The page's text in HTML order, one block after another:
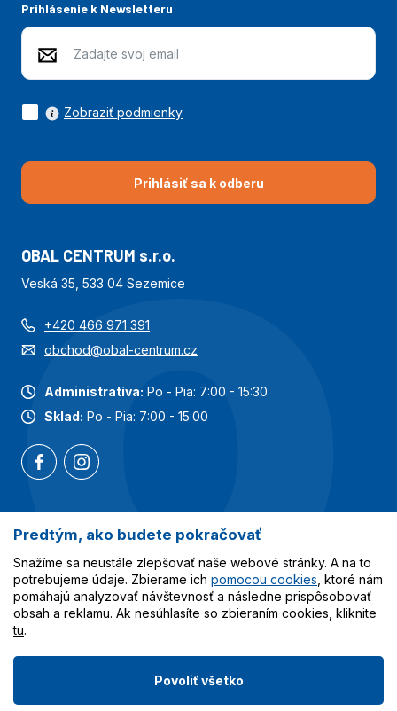
Prihlásenie k Newsletteru
Prihlásiť sa k odberu
Zobraziť podmienky
OBAL CENTRUM s.r.o.
Veská 35, 533 04 Sezemice
+420 466 971 391
obchod@obal-centrum.cz
Administratíva: Po - Pia: 7:00 - 15:30
Sklad: Po - Pia: 7:00 - 15:00
Najobľúbenejšie kategórie
Služby
Všetko o nákupe
Predtým, ako budete pokračovať
Snažíme sa neustále zlepšovať naše webové stránky. A na to
potrebujeme údaje. Zbierame ich pomocou cookies , ktoré nám
pomáhajú analyzovať návštevnosť a následne prispôsobovať
obsah a reklamu. Ak nesúhlasíte so zbieraním cookies, kliknite
tu.
Povoliť všetko